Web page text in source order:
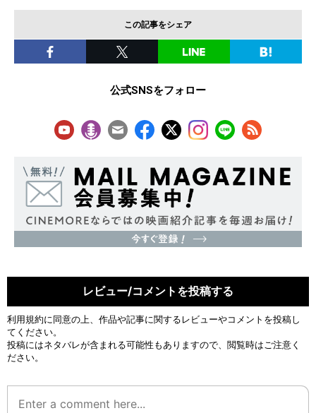
この記事をシェア
公式SNSをフォロー
レビュー/コメントを投稿する
利用規約に同意の上、作品や記事に関するレビューやコメントを投稿し
てください。
投稿にはネタバレが含まれる可能性もありますので、閲覧時はご注意く
ださい。